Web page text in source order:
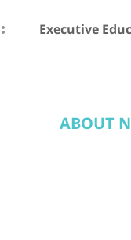
Executive
ABOUT